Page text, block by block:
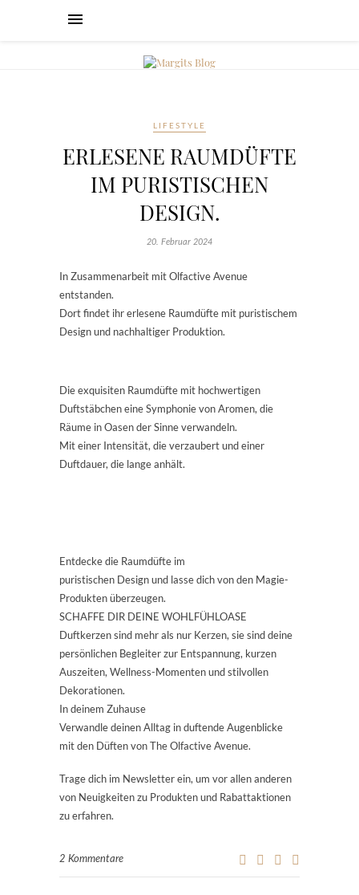
LIFESTYLE
ERLESENE RAUMDÜFTE
IM PURISTISCHEN
DESIGN.
20. Februar 2024
In Zusammenarbeit mit Olfactive Avenue
entstanden.
Dort findet ihr erlesene Raumdüfte mit puristischem
Design und nachhaltiger Produktion.
Die exquisiten Raumdüfte mit hochwertigen
Duftstäbchen eine Symphonie von Aromen, die
Räume in Oasen der Sinne verwandeln.
Mit einer Intensität, die verzaubert und einer
Duftdauer, die lange anhält.
Entdecke die Raumdüfte im
puristischen Design und lasse dich von den Magie-
Produkten überzeugen.
SCHAFFE DIR DEINE WOHLFÜHLOASE
Duftkerzen sind mehr als nur Kerzen, sie sind deine
persönlichen Begleiter zur Entspannung, kurzen
Auszeiten, Wellness-Momenten und stilvollen
Dekorationen.
In deinem Zuhause
Verwandle deinen Alltag in duftende Augenblicke
mit den Düften von The Olfactive Avenue.
Trage dich im Newsletter ein, um vor allen anderen
von Neuigkeiten zu Produkten und Rabattaktionen
zu erfahren.
2 Kommentare